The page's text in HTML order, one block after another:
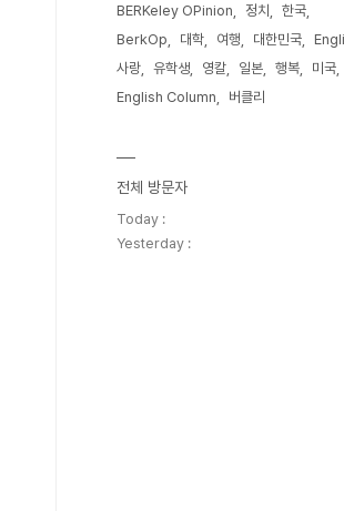
BERKeley OPinion
정치
한국
BerkOp
대학 여행 대한민국
사랑
유학생 영칼 일본 행복 미국
English Column
버클리
전체 방문자
Today :
Yesterday :